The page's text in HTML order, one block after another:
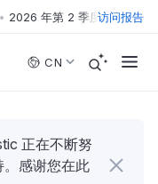
2026 年第 2 季度 The
访问报告
CN
正在不断努
感谢您在此